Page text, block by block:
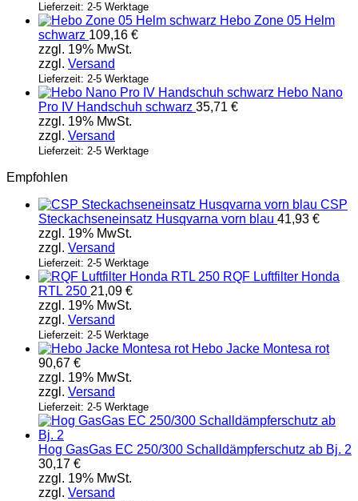
Lieferzeit: 2-5 Werktage
Hebo Zone 05 Helm
schwarz 109,16 €
zzgl. 19% MwSt.
zzgl. Versand
Lieferzeit: 2-5 Werktage
Hebo Nano
Pro IV Handschuh schwarz 35,71 €
zzgl. 19% MwSt.
zzgl. Versand
Lieferzeit: 2-5 Werktage
Empfohlen
CSP
Steckachseneinsatz Husqvarna vorn blau 41,93 €
zzgl. 19% MwSt.
zzgl. Versand
Lieferzeit: 2-5 Werktage
RQF Luftfilter Honda
RTL 250 21,09 €
zzgl. 19% MwSt.
zzgl. Versand
Lieferzeit: 2-5 Werktage
Hebo Jacke Montesa rot
90,67 €
zzgl. 19% MwSt.
zzgl. Versand
Lieferzeit: 2-5 Werktage
Hog GasGas EC 250/300 Schalldämpferschutz ab Bj. 2
30,17 €
zzgl. 19% MwSt.
zzgl. Versand